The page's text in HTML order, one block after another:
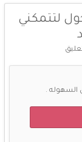
لتتمكني
السهوله .